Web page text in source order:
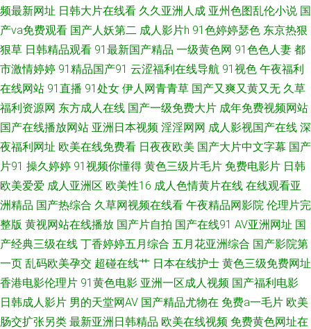
人超 欧美视频中文麻豆 麻豆区TV在线观看 人妻的视频66撸 欧美日韩簧 欧美
日韩露脸婷婷久久精品 琪琪免费影院 欧美精品永久久 狼友社午夜 久久人人
乐 狠狠操狠狠狠撸 国产精品玖草视频 丁香五月天激情社区 大国人日皮大全
一区二区 国产第46页屁屁影院 国产第11页 人人爽人人撸 欧美性久久精品 乱
操在线观看 自拍偷自拍制服诱惑国产精品 91综合站 AV正品三级色导航 AV视
网站在线观看 91n最新网址 自拍日本 变态另类人妖 日韩高清网 日本毛不卡
另类成版 都市激情色网 日日操aV免费 www日爱射 免费传媒视频传媒 欧美色
色地址 欧韩美日黄色A片 91福利了 天美传媒69成人影视 日本免费AⅤ在线观
频最新网址 日韩大片在线看 久久亚洲人成 亚州色图乱伦小说 国
产va免费观看 国产人妖第二 成人影片h 91色婷婷瑟色 东京热狠
狠草 日韩精品观看 91最新国产精品 一级黄色网 91色色人妻 都
市激情婷婷 91精品国产91 云涩福利在线导航 91视色 午夜福利
在线网站 91直播 91处女 伊人网青青草 国产又爽又黄又无 久草
福利资源网 东方成人在线 国产一级免费大片 成年免费视频网站
国产在线播放网站 亚洲日本视频 淫淫网网 成人影视国产在线 深
夜福利网址 欧美在线免费看 日夜夜欧美 国产大片中文字幕 国产
片91 操久婷婷 91视频你懂得 黄色三级片毛片 免费电影片 日韩
欧美爱爱 成人亚洲区 欧美性16 成人色情黄片在线 在线观看亚
洲精品 国产热综合 久草网视频在线看 午夜精品网影院 伦理片完
整版 黄视网站在线播放 国产片自拍 国产在线91 AV亚洲网址 国
产经典三级在线 丁香婷婷五月综合 五月花亚洲综合 国产影院第
一页 乱码欧美孕交 超碰在线艹 日本在线护士 黄色三级免费网址
香港电影伦理片 91黄色电影 亚洲一区成人视频 国产福利电影
日韩成人影片 男的天堂网AV 国产精品尤物在 免费a一毛片 欧美
肠交扩张另类 最新亚洲日韩精品 欧美在线视频 免费黄色网址在